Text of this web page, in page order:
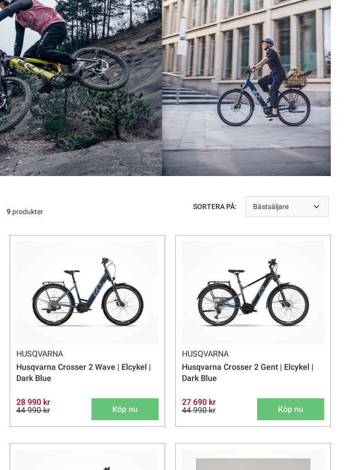
SORTERA PÅ: Bästsäljare
9produkter
HUSQVARNA
Husqvarna Crosser 2 Wave | Elcykel |
Dark Blue
28 990 kr
44 990 kr
Köp nu
HUSQVARNA
Husqvarna Crosser 2 Gent | Elcykel |
Dark Blue
27 690 kr
44 990 kr
Köp nu